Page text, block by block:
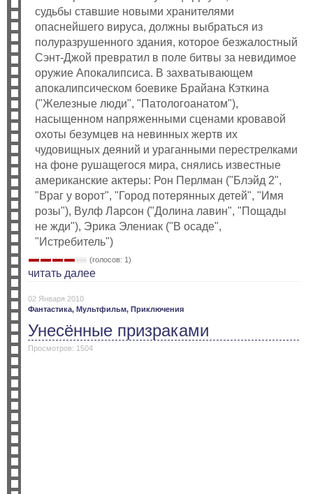
судьбы ставшие новыми хранителями
опаснейшего вируса, должны выбраться из
полуразрушенного здания, которое безжалостный
Сэнт-Джой превратил в поле битвы за невидимое
оружие Апокалипсиса. В захватывающем
апокалипсическом боевике Брайана Кэткина
("Железные люди", "Патологоанатом"),
насыщенном напряженными сценами кровавой
охоты безумцев на невинных жертв их
чудовищных деяний и ураганными перестрелками
на фоне рушащегося мира, снялись известные
американские актеры: Рон Перлман ("Блэйд 2",
"Враг у ворот", "Город потерянных детей", "Имя
розы"), Вулф Ларсон ("Долина лавин", "Пощады
не жди"), Эрика Элениак ("В осаде",
"Истребитель")
(голосов: 1)
читать далее
02 Января 2010
Фантастика, Мультфильм, Приключения
Унесённые призраками
Просмотров: 1504